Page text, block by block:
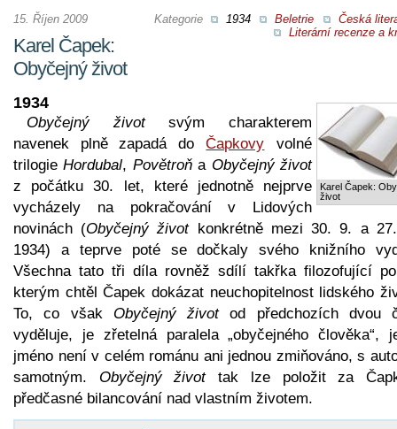
Kategorie 1934 Beletrie
Česká
Literární recenze a
15. Říjen 2009
Karel Čapek:
Obyčejný život
Karel Čapek:
život
1934
Obyčejný životsvým charakterem
navenek plně zapadá do Čapkovy volné
trilogieHordubal, Povětroňa Obyčejný život
z počátku 30. let, které jednotně nejprve
vycházely na pokračování v Lidových
novinách (Obyčejný životkonkrétně mezi 30. 9. a
1934) a teprve poté se dočkaly svého knižního
Všechna tato tři díla rovněž sdílí takřka filozofující
kterým chtěl Čapek dokázat neuchopitelnost lidského
To, co však Obyčejný životod předchozích dvou
vyděluje, je zřetelná paralela „obyčejného člověka“,
jméno není v celém románu ani jednou zmiňováno, s
samotným. Obyčejný živottak lze položit za
předčasné bilancování nad vlastním životem.